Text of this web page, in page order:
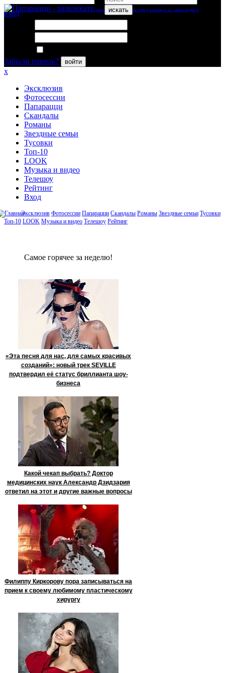
искать
вход
Забыли пароль?
войти
x
Эксклюзив
Фотосессии
Папарацци
Скандалы
Романы
Звездные семьи
Тусовки
Топ-10
LOOK
Музыка и видео
Телешоу
Рейтинг
Вход
Эксклюзив Фотосессии Папарацци Скандалы Романы Звездные семьи Тусовки
Топ-10 LOOK Музыка и видео Телешоу Рейтинг
Сaмое гoрячее за неделю!
«Эта песня для нас, для самых красивых
созданий»: новый трек SEVILLE
подтвердил её статус бриллианта шоу-
бизнеса
Какой чекап выбрать? Доктор
медицинских наук Александр Дзидзария
ответил на этот и другие важные вопросы
Филиппу Киркорову пора записываться на
прием к своему любимому пластическому
хирургу